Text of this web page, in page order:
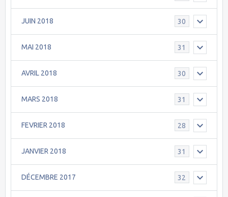
JUIN 2018 30
MAI 2018 31
AVRIL 2018 30
MARS 2018 31
FEVRIER 2018 28
JANVIER 2018 31
DÉCEMBRE 2017 32